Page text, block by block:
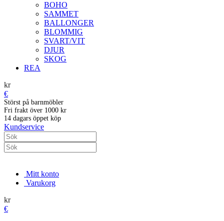
BOHO
SAMMET
BALLONGER
BLOMMIG
SVART/VIT
DJUR
SKOG
REA
kr
€
Störst på barnmöbler
Fri frakt över 1000 kr
14 dagars öppet köp
Kundservice
Mitt konto
Varukorg
kr
€